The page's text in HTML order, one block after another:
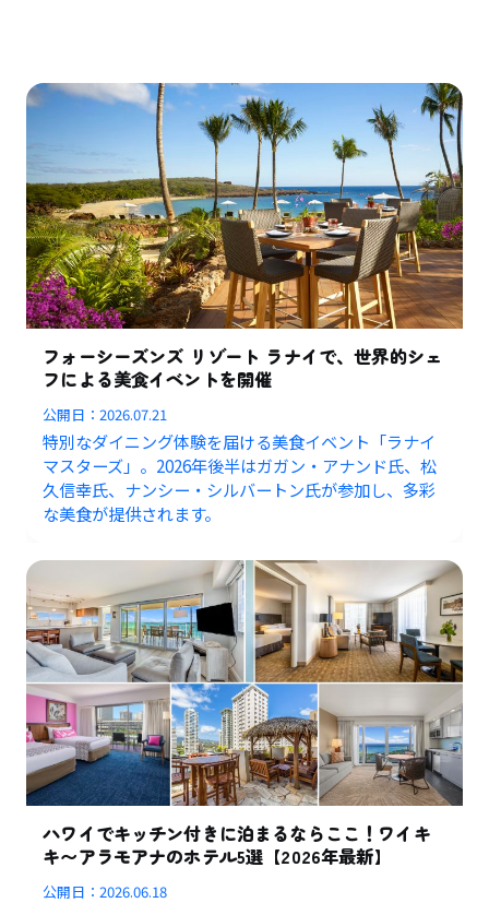
フォーシーズンズ リゾート ラナイで、世界的シェ
フによる美食イベントを開催
公開日：2026.07.21
特別なダイニング体験を届ける美食イベント「ラナイ
マスターズ」。2026年後半はガガン・アナンド氏、松
久信幸氏、ナンシー・シルバートン氏が参加し、多彩
な美食が提供されます。
ハワイでキッチン付きに泊まるならここ！ワイキ
キ〜アラモアナのホテル5選【2026年最新】
公開日：2026.06.18